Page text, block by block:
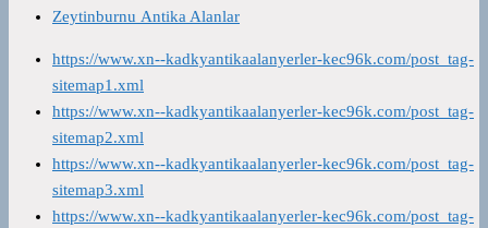
Zeytinburnu Antika Alanlar
https://www.xn--kadkyantikaalanyerler-kec96k.com/post_tag-
sitemap1.xml
https://www.xn--kadkyantikaalanyerler-kec96k.com/post_tag-
sitemap2.xml
https://www.xn--kadkyantikaalanyerler-kec96k.com/post_tag-
sitemap3.xml
https://www.xn--kadkyantikaalanyerler-kec96k.com/post_tag-